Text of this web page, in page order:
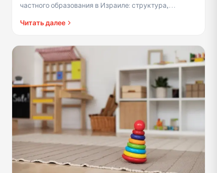
частного образования в Израиле: структура,
Читать далее